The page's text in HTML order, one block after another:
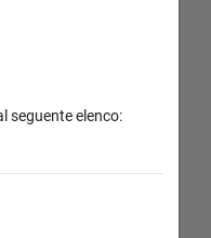
seguente elenco: